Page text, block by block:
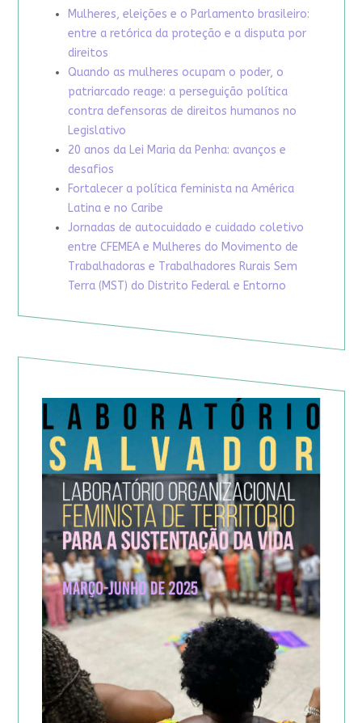
Mulheres, eleições e o Parlamento brasileiro:
entre a retórica da proteção e a disputa por
direitos
Quando as mulheres ocupam o poder, o
patriarcado reage: a perseguição política
contra defensoras de direitos humanos no
Legislativo
20 anos da Lei Maria da Penha: avanços e
desafios
Fortalecer a política feminista na América
Latina e no Caribe
Jornadas de autocuidado e cuidado coletivo
entre CFEMEA e Mulheres do Movimento de
Trabalhadoras e Trabalhadores Rurais Sem
Terra (MST) do Distrito Federal e Entorno